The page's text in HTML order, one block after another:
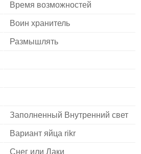
Время возможностей
Воин хранитель
Размышлять
Заполненный Внутренний свет
Вариант яйца rikr
Снег или Лаки